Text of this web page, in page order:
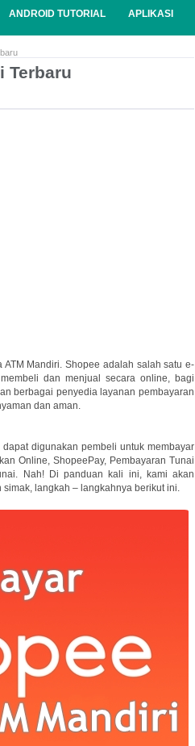
ANDROID TUTORIAL APLIKASI
Terbaru
Mandiri. Shopee adalah salah satu e-
dan menjual secara online, bagi
berbagai penyedia layanan pembayaran
dan aman.
digunakan pembeli untuk membayar
Online, ShopeePay, Pembayaran Tunai
Nah! Di panduan kali ini, kami akan
langkah – langkahnya berikut ini.